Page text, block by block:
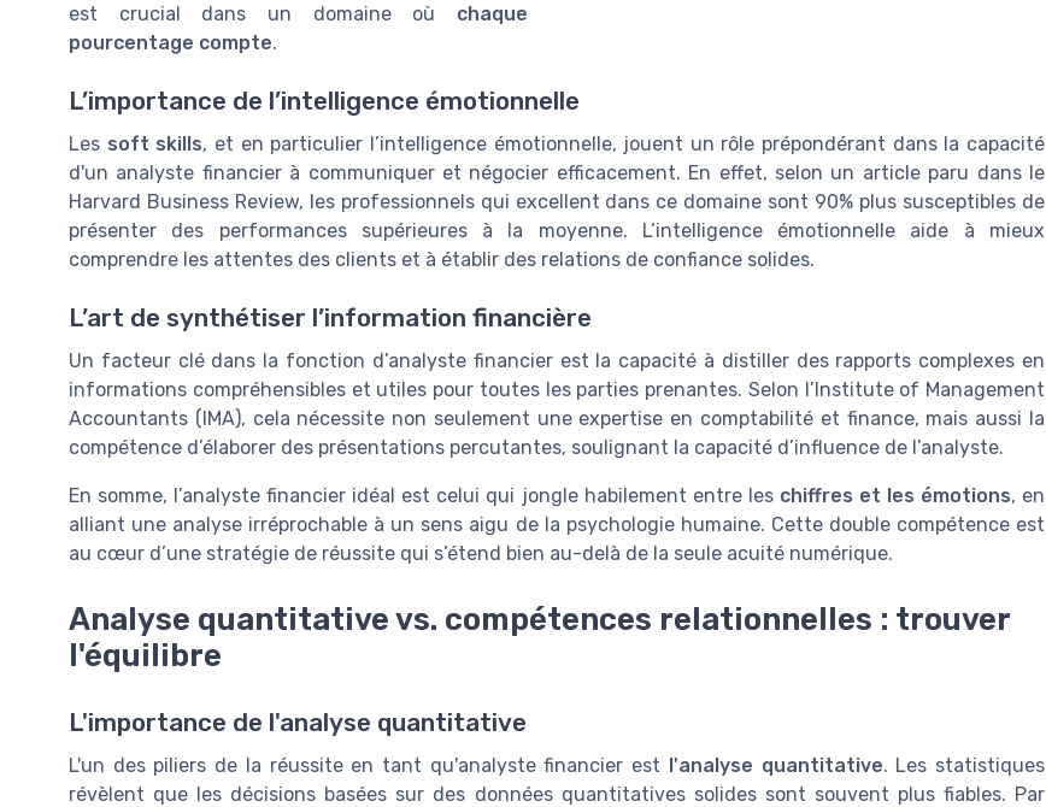
est crucial dans un domaine où chaque
pourcentage compte.
L’importance de l’intelligence émotionnelle
Les soft skills, et en particulier l’intelligence émotionnelle, jouent un rôle prépondérant dans la capacité
d'un analyste financier à communiquer et négocier efficacement. En effet, selon un article paru dans le
Harvard Business Review, les professionnels qui excellent dans ce domaine sont 90% plus susceptibles de
présenter des performances supérieures à la moyenne. L’intelligence émotionnelle aide à mieux
comprendre les attentes des clients et à établir des relations de confiance solides.
L’art de synthétiser l’information financière
Un facteur clé dans la fonction d’analyste financier est la capacité à distiller des rapports complexes en
informations compréhensibles et utiles pour toutes les parties prenantes. Selon l’Institute of Management
Accountants (IMA), cela nécessite non seulement une expertise en comptabilité et finance, mais aussi la
compétence d’élaborer des présentations percutantes, soulignant la capacité d’influence de l’analyste.
En somme, l’analyste financier idéal est celui qui jongle habilement entre les chiffres et les émotions, en
alliant une analyse irréprochable à un sens aigu de la psychologie humaine. Cette double compétence est
au cœur d’une stratégie de réussite qui s’étend bien au-delà de la seule acuité numérique.
Analyse quantitative vs. compétences relationnelles : trouver
l'équilibre
L'importance de l'analyse quantitative
L'un des piliers de la réussite en tant qu'analyste financier est l'analyse quantitative. Les statistiques
révèlent que les décisions basées sur des données quantitatives solides sont souvent plus fiables. Par